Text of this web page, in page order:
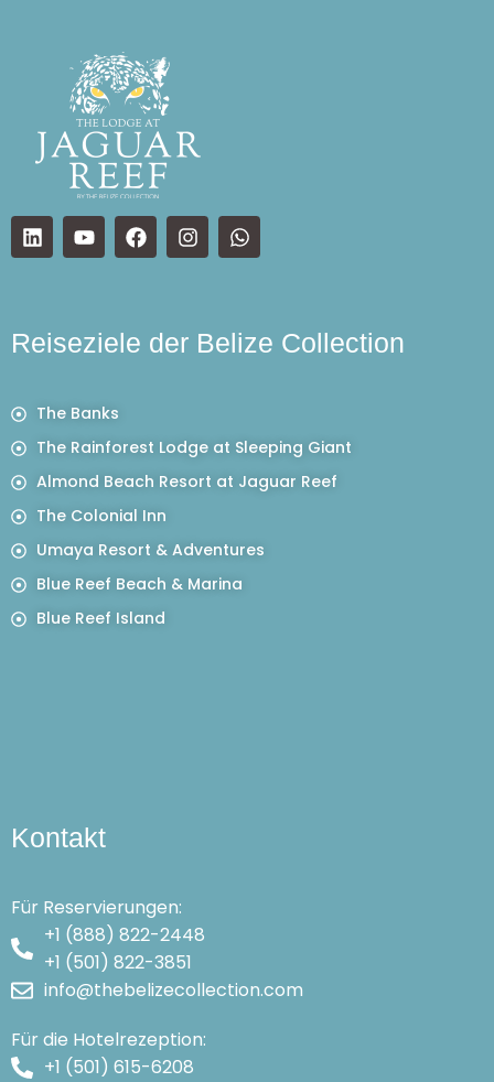
Reiseziele der Belize Collection
The Banks
The Rainforest Lodge at Sleeping Giant
Almond Beach Resort at Jaguar Reef
The Colonial Inn
Umaya Resort & Adventures
Blue Reef Beach & Marina
Blue Reef Island
Kontakt
Für Reservierungen:
+1 (888) 822-2448
+1 (501) 822-3851
info@thebelizecollection.com
Für die Hotelrezeption:
+1 (501) 615-6208